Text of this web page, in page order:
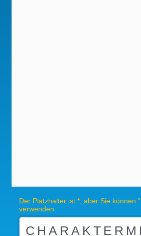
Der Platzhalter ist *, aber Sie können
verwenden